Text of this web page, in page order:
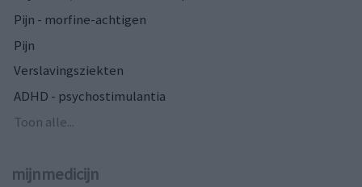
Pijn - morfine-achtigen
Pijn
Verslavingsziekten
ADHD - psychostimulantia
Toon alle...
mijnmedicijn